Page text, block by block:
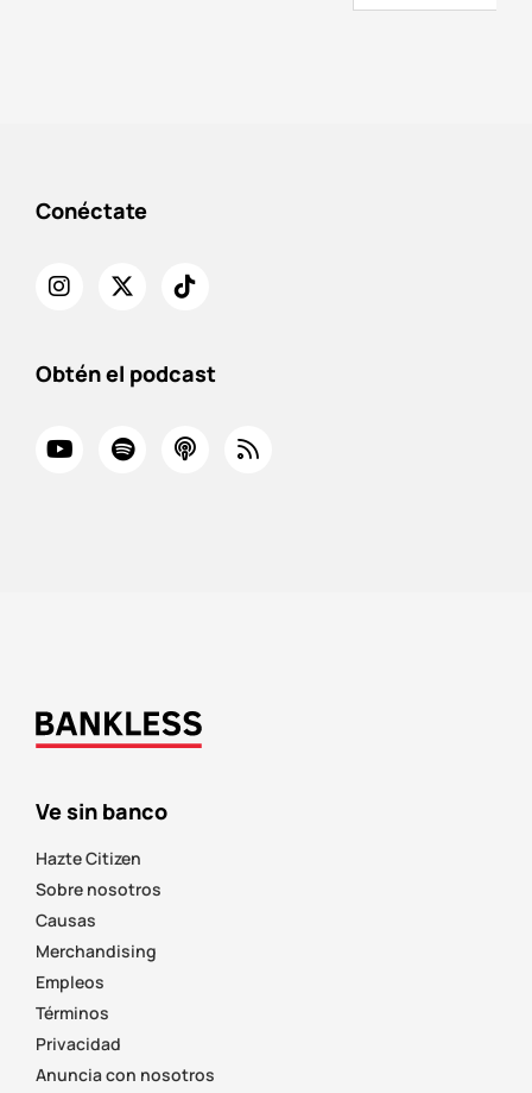
Conéctate
Obtén el podcast
Ve sin banco
Hazte Citizen
Sobre nosotros
Causas
Merchandising
Empleos
Términos
Privacidad
Anuncia con nosotros